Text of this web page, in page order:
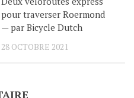
pour traverser Roermond
— par Bicycle Dutch
28 OCTOBRE 2021